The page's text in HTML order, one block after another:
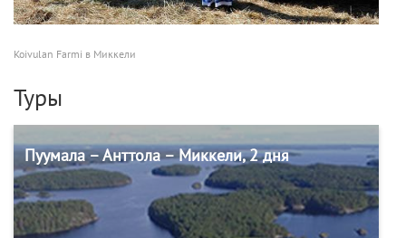
Koivulan Farmi в Миккели
Туры
Пуумала – Анттола – Миккели, 2 дня